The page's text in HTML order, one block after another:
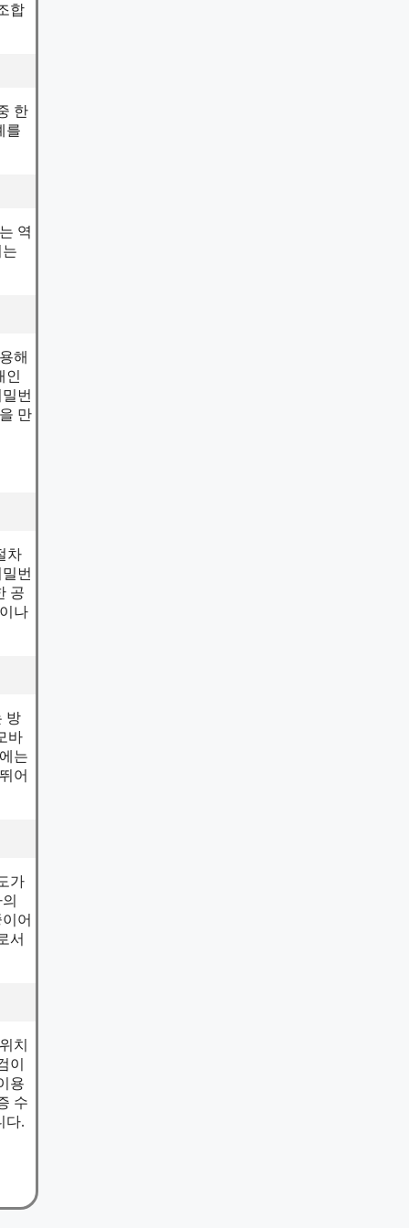
합
한
를
역
해
인
번
만
차
번
공
나
방
바
는
어
가
어
서
치
이
용
수
다.